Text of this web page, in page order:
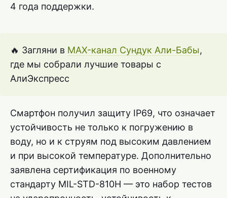
4 года поддержки.
🔥 Загляни в MAX-канал Сундук Али-Бабы,
где мы собрали лучшие товары с
АлиЭкспресс
Смартфон получил защиту IP69, что означает
устойчивость не только к погружению в
воду, но и к струям под высоким давлением
и при высокой температуре. Дополнительно
заявлена сертификация по военному
стандарту MIL-STD-810H — это набор тестов